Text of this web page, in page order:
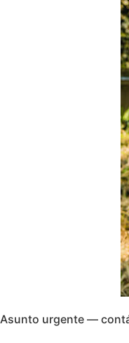
Asunto urgente —